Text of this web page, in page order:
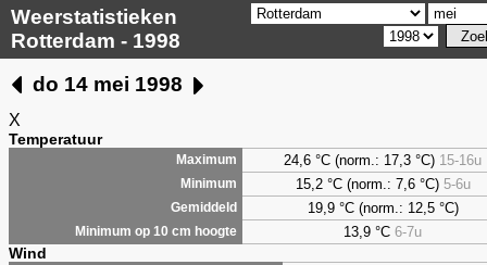
Weerstatistieken
Rotterdam - 1998
do 14 mei 1998
X
Temperatuur
Maximum 24,6 °C (norm.: 17,3 °C) 15-16u
Minimum 15,2 °C (norm.: 7,6 °C) 5-6u
Gemiddeld 19,9 °C (norm.: 12,5 °C)
Minimum op 10 cm hoogte 13,9 °C 6-7u
Wind